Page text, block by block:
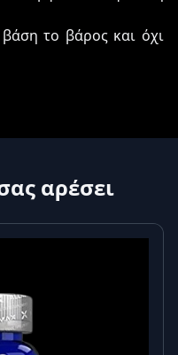
το βάρος και όχι
αρέσει